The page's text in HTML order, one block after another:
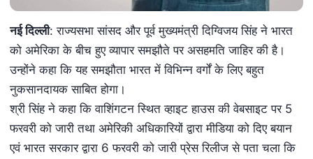
नई दिल्ली: राज्यसभा सांसद और पूर्व मुख्यमंत्री दिग्विजय सिंह ने भारत
को अमेरिका के बीच हुए व्यापार समझौते पर असहमति जाहिर की है।
उन्होंने कहा कि यह समझौता भारत में विभिन्न वर्गों के लिए बहुत
नुकसानदायक साबित होगा।
श्री सिंह ने कहा कि वाशिंगटन स्थित व्हाइट हाउस की वेबसाइट पर 5
फरवरी को जारी तथा अमेरिकी अधिकारियों द्वारा मीडिया को दिए बयान
एवं भारत सरकार द्वारा 6 फरवरी को जारी प्रेस रिलीज से पता चला कि